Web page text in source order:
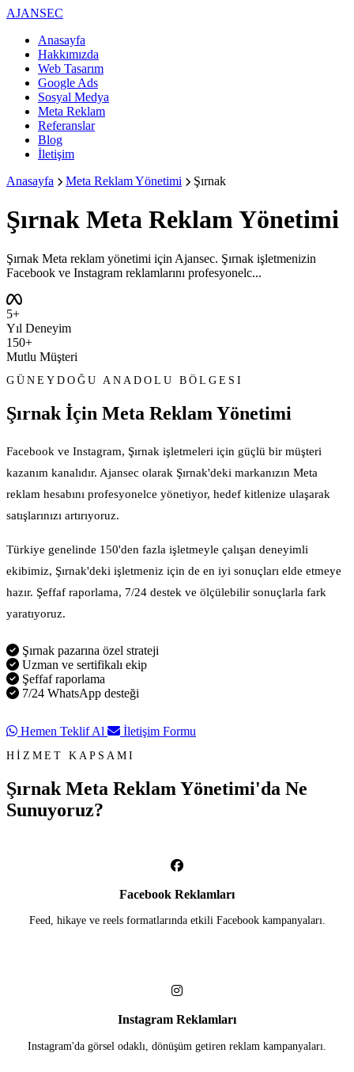
AJANSEC
Anasayfa
Hakkımızda
Web Tasarım
Google Ads
Sosyal Medya
Meta Reklam
Referanslar
Blog
İletişim
Anasayfa
Meta Reklam Yönetimi Şırnak
Şırnak Meta Reklam Yönetimi
Şırnak Meta reklam yönetimi için Ajansec. Şırnak işletmenizin
Facebook ve Instagram reklamlarını profesyonelc...
5+
Yıl Deneyim
150+
Mutlu Müşteri
GÜNEYDOĞU ANADOLU BÖLGESI
Şırnak İçin Meta Reklam Yönetimi
Facebook ve Instagram, Şırnak işletmeleri için güçlü bir müşteri
kazanım kanalıdır. Ajansec olarak Şırnak'deki markanızın Meta
reklam hesabını profesyonelce yönetiyor, hedef kitlenize ulaşarak
satışlarınızı artırıyoruz.
Türkiye genelinde 150'den fazla işletmeyle çalışan deneyimli
ekibimiz, Şırnak'deki işletmeniz için de en iyi sonuçları elde etmeye
hazır. Şeffaf raporlama, 7/24 destek ve ölçülebilir sonuçlarla fark
yaratıyoruz.
Şırnak pazarına özel strateji
Uzman ve sertifikalı ekip
Şeffaf raporlama
7/24 WhatsApp desteği
Hemen Teklif Al İletişim Formu
HİZMET KAPSAMI
Şırnak Meta Reklam Yönetimi'da Ne
Sunuyoruz?
Facebook Reklamları
Feed, hikaye ve reels formatlarında etkili Facebook kampanyaları.
Instagram Reklamları
Instagram'da görsel odaklı, dönüşüm getiren reklam kampanyaları.